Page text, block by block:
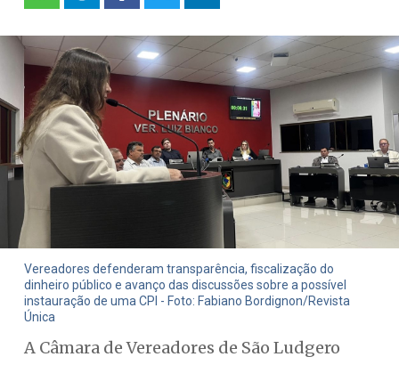
Vereadores defenderam transparência, fiscalização do
dinheiro público e avanço das discussões sobre a possível
instauração de uma CPI - Foto: Fabiano Bordignon/Revista
Única
A Câmara de Vereadores de São Ludgero